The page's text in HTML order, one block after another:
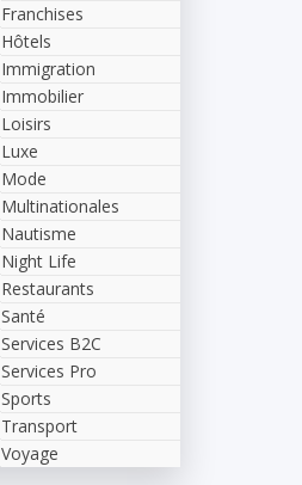
Franchises
Hôtels
Immigration
Immobilier
Loisirs
Luxe
Mode
Multinationales
Nautisme
Night Life
Restaurants
Santé
Services B2C
Services Pro
Sports
Transport
Voyage